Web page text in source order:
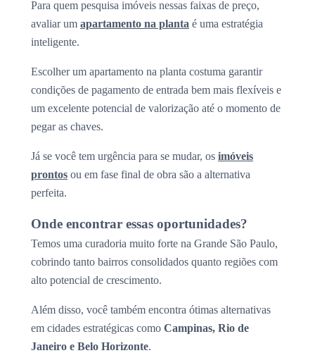
Para quem pesquisa imóveis nessas faixas de preço,
avaliar um apartamento na planta é uma estratégia
inteligente.
Escolher um apartamento na planta costuma garantir
condições de pagamento de entrada bem mais flexíveis e
um excelente potencial de valorização até o momento de
pegar as chaves.
Já se você tem urgência para se mudar, os imóveis
prontos ou em fase final de obra são a alternativa
perfeita.
Onde encontrar essas oportunidades?
Temos uma curadoria muito forte na Grande São Paulo,
cobrindo tanto bairros consolidados quanto regiões com
alto potencial de crescimento.
Além disso, você também encontra ótimas alternativas
em cidades estratégicas como Campinas, Rio de
Janeiro e Belo Horizonte.